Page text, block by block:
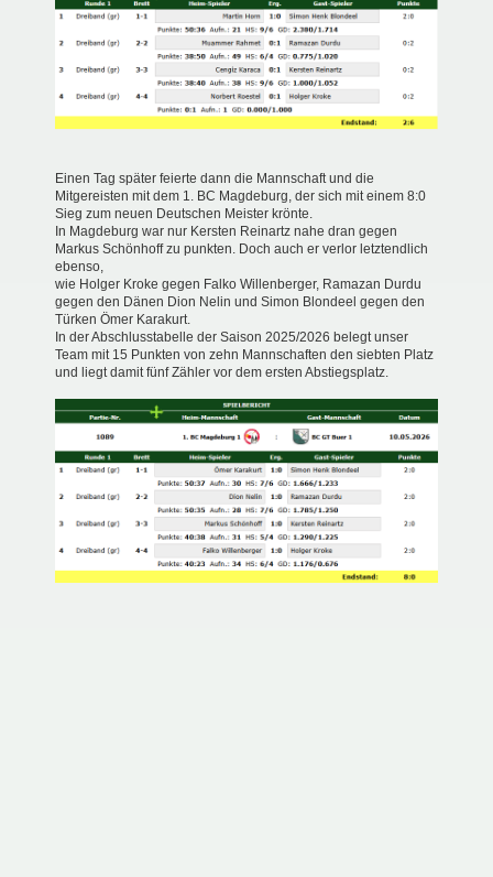
Einen Tag später feierte dann die Mannschaft und die
Mitgereisten mit dem 1. BC Magdeburg, der sich mit einem 8:0
Sieg zum neuen Deutschen Meister krönte.
In Magdeburg war nur Kersten Reinartz nahe dran gegen
Markus Schönhoff zu punkten. Doch auch er verlor letztendlich
ebenso,
wie Holger Kroke gegen Falko Willenberger, Ramazan Durdu
gegen den Dänen Dion Nelin und Simon Blondeel gegen den
Türken Ömer Karakurt.
In der Abschlusstabelle der Saison 2025/2026 belegt unser
Team mit 15 Punkten von zehn Mannschaften den siebten Platz
und liegt damit fünf Zähler vor dem ersten Abstiegsplatz.